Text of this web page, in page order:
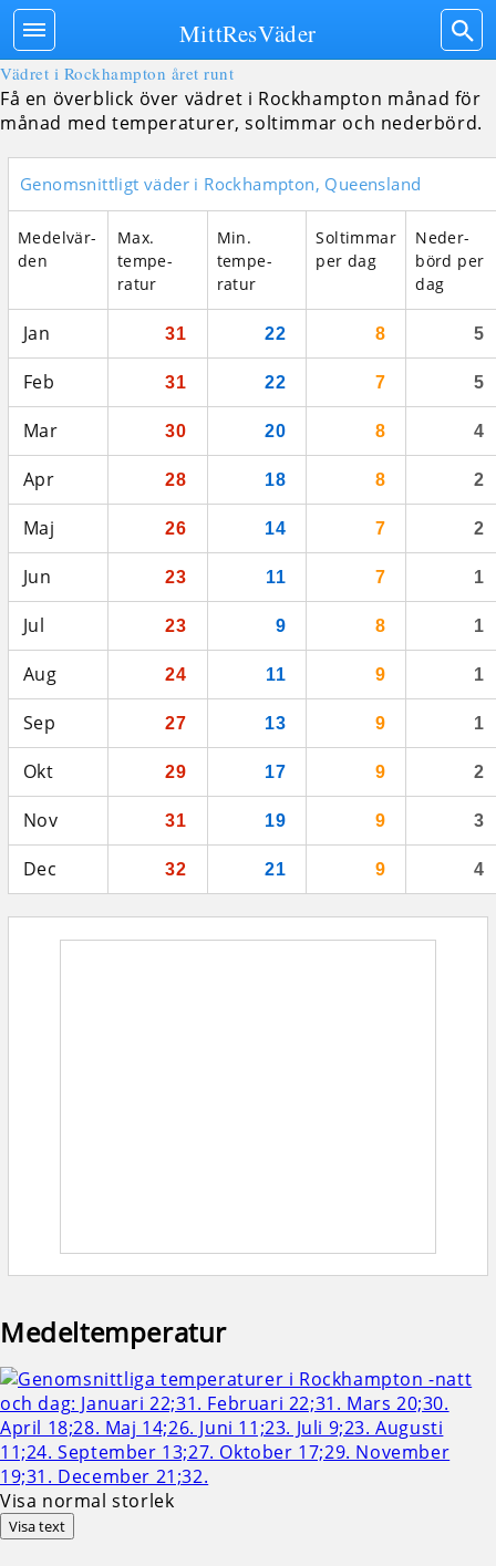
Vädret i Rockhampton året runt
Få en överblick över vädret i Rockhampton månad för
månad med temperaturer, soltimmar och nederbörd.
Genomsnittligt väder i Rockhampton, Queensland
Medel­vär­
den
Max.
tempe­
ratur
Min.
tempe­
ratur
Sol­tim­mar
per dag
Neder­
börd per
dag
Jan 31 22 8 5
Feb 31 22 7 5
Mar 30 20 8 4
Apr 28 18 8 2
Maj 26 14 7 2
Jun 23 11 7 1
Jul 23 9 8 1
Aug 24 11 9 1
Sep 27 13 9 1
Okt 29 17 9 2
Nov 31 19 9 3
Dec 32 21 9 4
Medeltemperatur
Visa normal storlek
Visa text
MittResVäder